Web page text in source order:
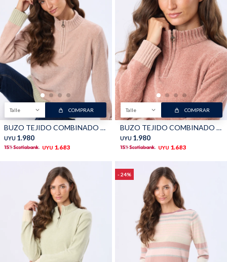
Talle COMPRAR
BUZO TEJIDO COMBINADO - Rosa
UYU 1.980
UYU 1.683
Talle COMPRAR
BUZO TEJIDO COMBINADO - Rosa Oscuro
UYU 1.980
UYU 1.683
24